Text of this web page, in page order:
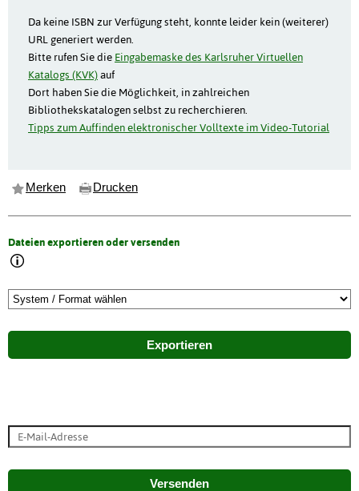
Da keine ISBN zur Verfügung steht, konnte leider kein (weiterer)
URL generiert werden.
Bitte rufen Sie die Eingabemaske des Karlsruher Virtuellen
Katalogs (KVK)auf
Dort haben Sie die Möglichkeit, in zahlreichen
Bibliothekskatalogen selbst zu recherchieren.
Tipps zum Auffinden elektronischer Volltexte im Video-Tutorial
Merken Drucken
Dateien exportieren oder versenden
Exportieren
Versenden